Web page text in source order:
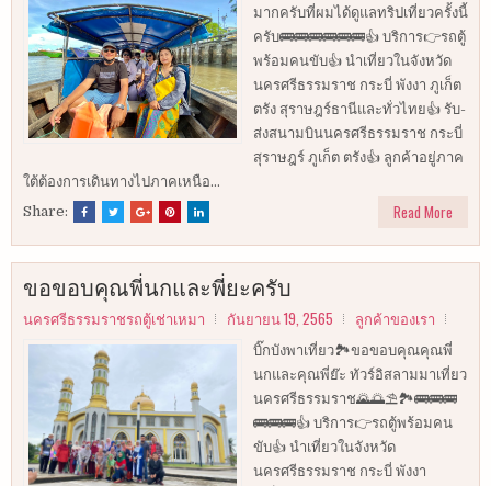
มากครับที่ผมได้ดูแลทริปเที่ยวครั้งนี้
ครับ🚌🚌🚌🚌🚌🚌👍 บริการ👉รถตู้
พร้อมคนขับ👍 นำเที่ยวในจังหวัด
นครศรีธรรมราช กระบี่ พังงา ภูเก็ต
ตรัง สุราษฎร์ธานีและทั่วไทย👍 รับ-
ส่งสนามบินนครศรีธรรมราช กระบี่
สุราษฎร์ ภูเก็ต ตรัง👍 ลูกค้าอยู่ภาค
ใต้ต้องการเดินทางไปภาคเหนือ...
Share:
Read More
ขอขอบคุณพี่นกและพี่ยะครับ
นครศรีธรรมราชรถตู้เช่าเหมา กันยายน 19, 2565 ลูกค้าของเรา
บิ๊กบังพาเที่ยว🏞️ขอขอบคุณคุณพี่
นกและคุณพี่ย๊ะ ทัวร์อิสลามมาเที่ยว
นครศรีธรรมราช🌄🌅⛱️🏞️🚌🚌🚌
🚌🚌🚌👍 บริการ👉รถตู้พร้อมคน
ขับ👍 นำเที่ยวในจังหวัด
นครศรีธรรมราช กระบี่ พังงา